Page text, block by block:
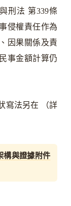
刑法 第339條
侵權責任作為
因果關係及責
事金額計算仍
寫法另在 （詳
構與證據附件